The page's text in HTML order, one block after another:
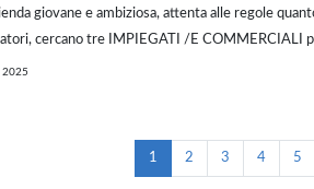
giovane e ambiziosa, attenta alle regole
cercano tre IMPIEGATI /E COMMERCIALI
all'acquisto di preziosi, persone con una
2025
1 2 3 4 5